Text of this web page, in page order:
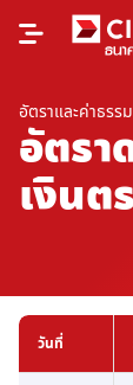
อัตราและค่าธรร
อัตรา
เงินต
วันที่